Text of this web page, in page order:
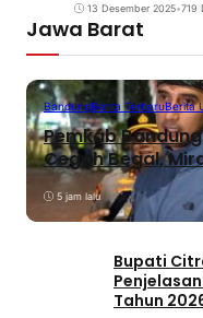
13 Desember 2025•719
Jawa Barat
BandungBerita TerbaruBerita
Pemkab
Cegah Begal,
5 jam lalu
Bupati
Penjelasan
Tahun